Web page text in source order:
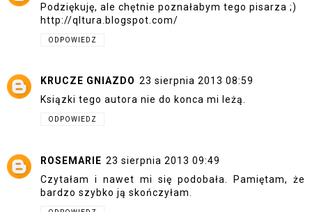
Podziękuję, ale chętnie poznałabym tego pisarza ;)
http://qltura.blogspot.com/
ODPOWIEDZ
KRUCZE GNIAZDO 23 sierpnia 2013 08:59
Ksiązki tego autora nie do konca mi leżą.
ODPOWIEDZ
ROSEMARIE 23 sierpnia 2013 09:49
Czytałam i nawet mi się podobała. Pamiętam, że
bardzo szybko ją skończyłam.